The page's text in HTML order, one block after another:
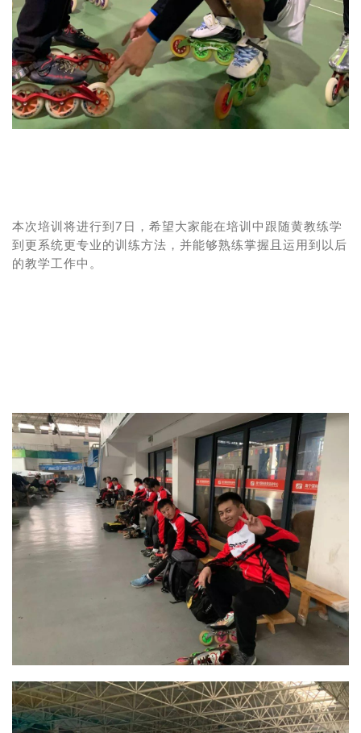
本次培训将进行到7日， 希望大家能在培训中跟随黄教练学
到更系统更专业的训练方法，并能够熟练掌握且运用到以后
的教学工作中。